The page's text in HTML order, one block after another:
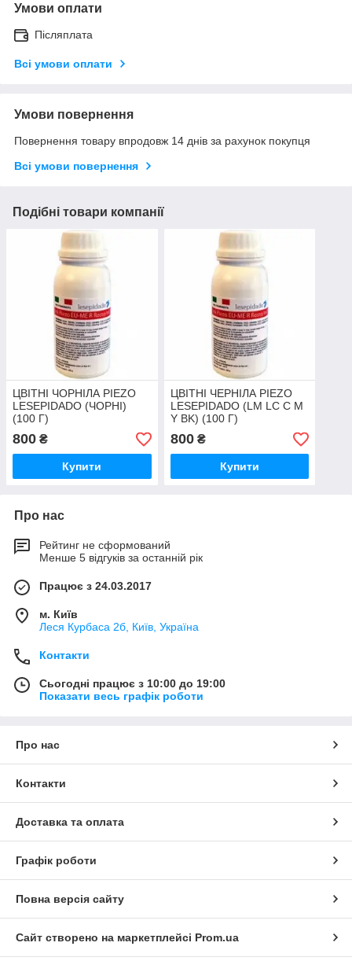
Умови оплати
Післяплата
Всі умови оплати
Умови повернення
Повернення товару впродовж 14 днів за рахунок покупця
Всі умови повернення
Подібні товари компанії
ЦВІТНІ ЧОРНІЛА PIEZO
LESEPIDADO (ЧОРНІ)
(100 Г)
800 ₴
Купити
ЦВІТНІ ЧЕРНІЛА PIEZO
LESEPIDADO (LM LC C M
Y BK) (100 Г)
800₴
Купити
Про нас
Рейтинг не сформований
Менше 5 відгуків за останній рік
Працює з 24.03.2017
м. Київ
Леся Курбаса 2б, Київ, Україна
Контакти
Сьогодні працює з 10:00 до 19:00
Показати весь графік роботи
Про нас
Контакти
Доставка та оплата
Графік роботи
Повна версія сайту
Сайт створено на маркетплейсі Prom.ua